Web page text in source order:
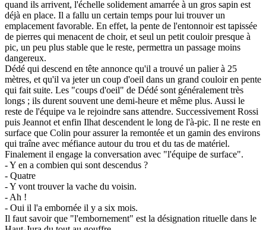
quand ils arrivent, l'échelle solidement amarrée à un gros sapin est
déjà en place. Il a fallu un certain temps pour lui trouver un
emplacement favorable. En effet, la pente de l'entonnoir est tapissée
de pierres qui menacent de choir, et seul un petit couloir presque à
pic, un peu plus stable que le reste, permettra un passage moins
dangereux.
Dédé qui descend en tête annonce qu'il a trouvé un palier à 25
mètres, et qu'il va jeter un coup d'oeil dans un grand couloir en pente
qui fait suite. Les "coups d'oeil" de Dédé sont généralement très
longs ; ils durent souvent une demi-heure et même plus. Aussi le
reste de l'équipe va le rejoindre sans attendre. Successivement Rossi
puis Jeannot et enfin Ilhat descendent le long de l'à-pic. Il ne reste en
surface que Colin pour assurer la remontée et un gamin des environs
qui traîne avec méfiance autour du trou et du tas de matériel.
Finalement il engage la conversation avec "l'équipe de surface".
- Y en a combien qui sont descendus ?
- Quatre
- Y vont trouver la vache du voisin.
- Ah !
- Oui il l'a embornée il y a six mois.
Il faut savoir que "l'embornement" est la désignation rituelle dans le